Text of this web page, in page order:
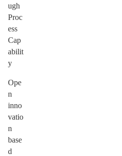
ugh
Proc
ess
Cap
abilit
y
Ope
n
inno
vatio
n
base
d